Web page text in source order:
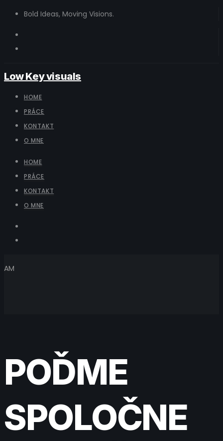
Bold Ideas, Moving Visions.
Low Key visuals
HOME
PRÁCE
KONTAKT
O MNE
HOME
PRÁCE
KONTAKT
O MNE
AM
POĎME
SPOLOČNE